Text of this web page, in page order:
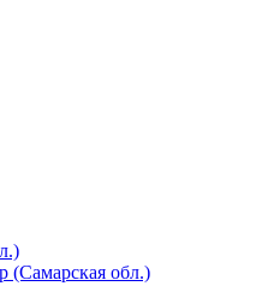
(Самарская обл.)